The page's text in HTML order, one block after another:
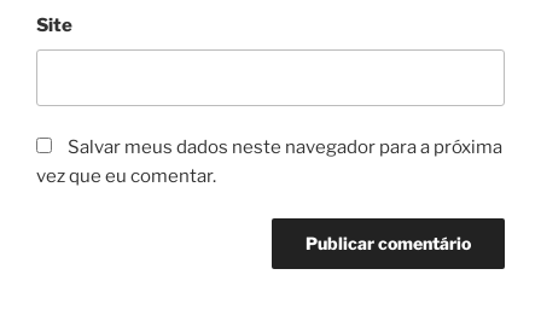
Site
Salvar meus dados neste navegador para a próxima
vez que eu comentar.